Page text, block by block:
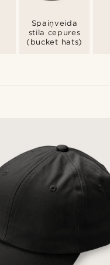
Spaiņveida
stila cepures
(bucket hats)